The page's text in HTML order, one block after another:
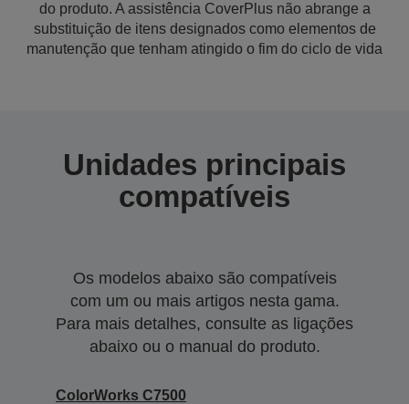
do produto. A assistência CoverPlus não abrange a
substituição de itens designados como elementos de
manutenção que tenham atingido o fim do ciclo de vida
Unidades principais
compatíveis
Os modelos abaixo são compatíveis
com um ou mais artigos nesta gama.
Para mais detalhes, consulte as ligações
abaixo ou o manual do produto.
ColorWorks C7500